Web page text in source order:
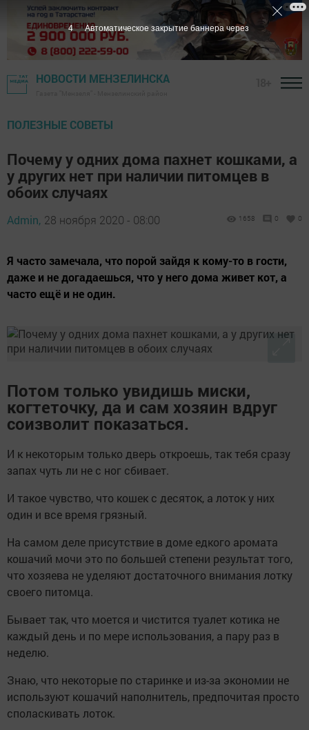
НОВОСТИ МЕНЗЕЛИНСКА
ПОЛЕЗНЫЕ СОВЕТЫ
Почему у одних дома пахнет кошками, а
у других нет при наличии питомцев в
обоих случаях
Admin, 28 ноября 2020 - 08:00 1658 0 0
Я часто замечала, что порой зайдя к кому-то в гости,
даже и не догадаешься, что у него дома живет кот, а
часто ещё и не один.
Потом только увидишь миски,
когтеточку, да и сам хозяин вдруг
соизволит показаться.
И к некоторым только дверь откроешь, так тебя сразу
запах чуть ли не с ног сбивает.
И такое чувство, что кошек с десяток, а лоток у них
один и все время грязный.
На самом деле присутствие в доме едкого аромата
кошачий мочи это по большей степени результат того,
что хозяева не уделяют достаточного внимания лотку
своего питомца.
Бывает так, что моется и чистится туалет котика не
каждый день и по мере использования, а пару раз в
неделю.
Знаю, что некоторые по старинке и из-за экономии не
используют кошачий наполнитель, предпочитая просто
споласкивать лоток.
3 Автоматическое закрытие баннера через